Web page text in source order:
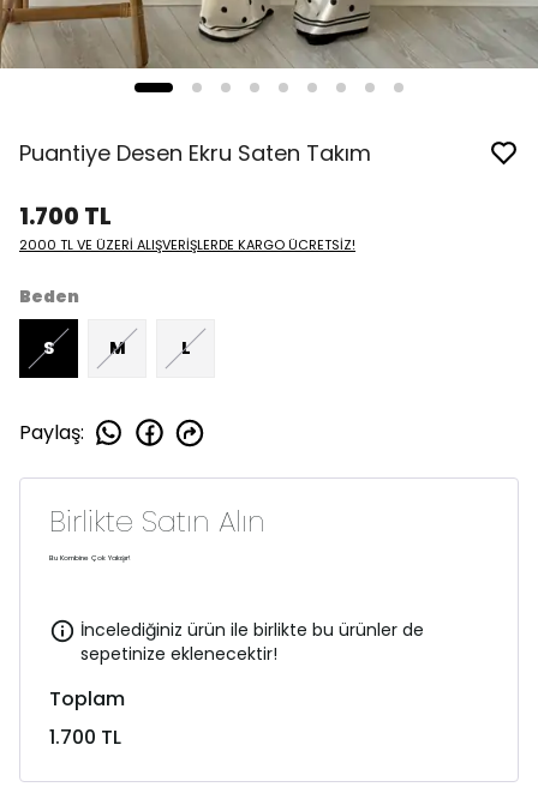
Puantiye Desen Ekru Saten Takım
1.700 TL
2000 TL VE ÜZERİ ALIŞVERİŞLERDE KARGO ÜCRETSİZ!
Beden
S M L
Paylaş:
Birlikte Satın Alın
Bu Kombine Çok Yakışır!
İncelediğiniz ürün ile birlikte bu ürünler de
sepetinize eklenecektir!
Toplam
1.700 TL